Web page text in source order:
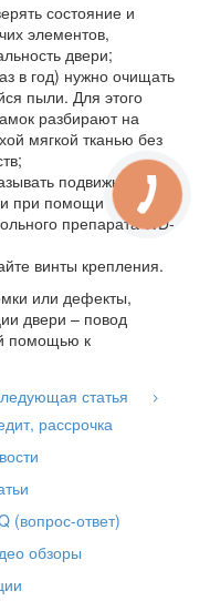
состояние и
элементов,
двери;
в год) нужно очищать
пыли. Для этого
разбирают на
мягкой тканью без
подвижные
при помощи
препарата WD-
винты крепления.
или дефекты,
двери – повод
помощью к
статья
рассрочка
(вопрос-ответ)
обзоры